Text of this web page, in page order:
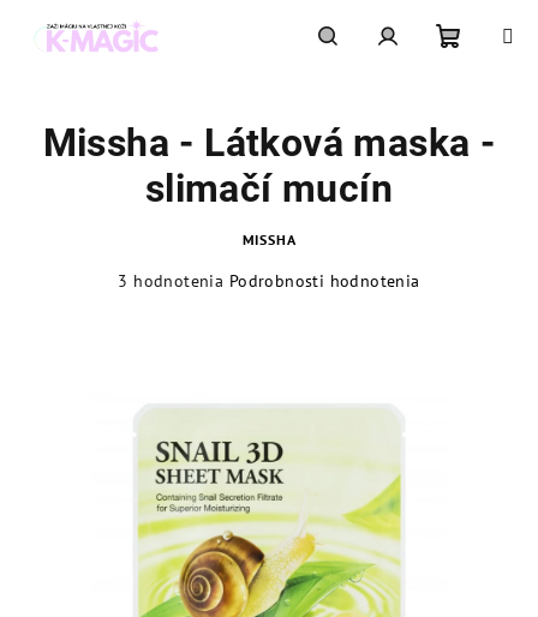
košík
Missha - Látková maska -
slimačí mucín
MISSHA
3 hodnotenia Podrobnosti hodnotenia